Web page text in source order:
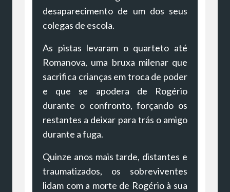
desaparecimento de um dos seus
colegas de escola.
As pistas levaram o quarteto até
Romanova, uma bruxa milenar que
sacrifica crianças em troca de poder
e que se apodera de Rogério
durante o confronto, forçando os
restantes a deixar para trás o amigo
durante a fuga.
Quinze anos mais tarde, distantes e
traumatizados, os sobreviventes
lidam com a morte de Rogério à sua